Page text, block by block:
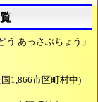
う あっさぶちょう」
1,866市区町村中)